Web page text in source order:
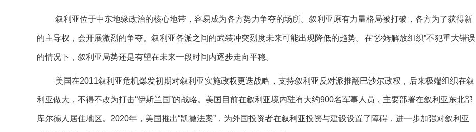
叙利亚位于中东地缘政治的核心地带，容易成为各方势力争夺的场所。叙利亚原有力量格局被打破，各方为了获得新
的主导权，会开展激烈的争夺。叙利亚各派之间的武装冲突烈度未来可能出现降低的趋势。在“沙姆解放组织”不犯重大错误
的情况下，叙利亚局势还是有望在未来一段时间内逐步走向平稳。
美国在2011叙利亚危机爆发初期对叙利亚实施政权更迭战略，支持叙利亚反对派推翻巴沙尔政权，后来极端组织在叙
利亚做大，不得不改为打击“伊斯兰国”的战略。美国目前在叙利亚境内驻有大约900名军事人员，主要部署在叙利亚东北部
库尔德人居住地区。2020年，美国推出“凯撒法案”，为外国投资者在叙利亚投资与建设设置了障碍，进一步加强对叙利亚